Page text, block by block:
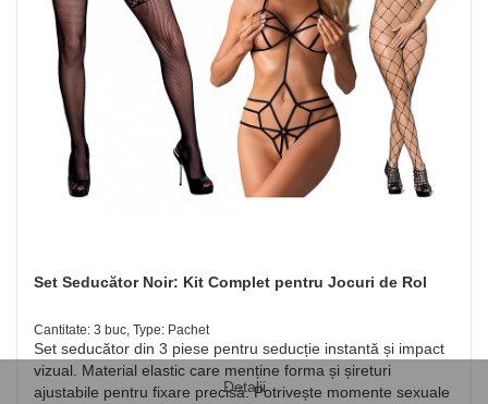
Detalii
Set Seducător Noir: Kit Complet pentru Jocuri de Rol
Cantitate: 3 buc, Type: Pachet
Set seducător din 3 piese pentru seducție instantă și impact
vizual. Material elastic care menține forma și șireturi
ajustabile pentru fixare precisă. Potrivește momente sexuale